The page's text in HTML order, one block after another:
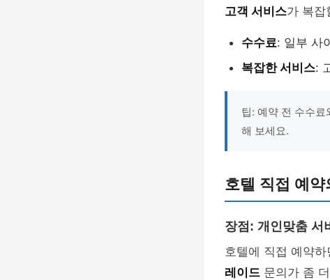
고객 서비스가 복잡
수수료: 일부 사
복잡한 서비스:
팁: 예약 전 수수
해 보세요.
호텔 직접 예약
장점: 개인맞춤 서
호텔에 직접 예약하
레이드 문의가 좀